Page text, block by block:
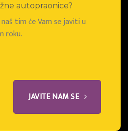
autopraonice?
tim će Vam se javiti u
roku.
JAVITE NAM SE